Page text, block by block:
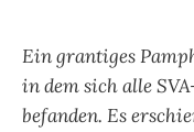
Ein grantiges
in dem sich alle
befanden. Es